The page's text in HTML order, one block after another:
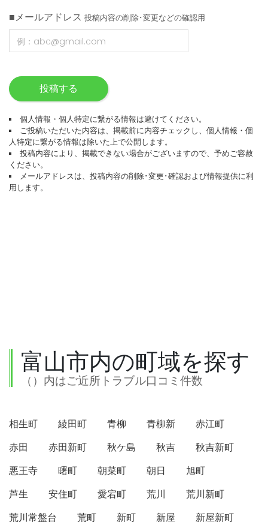
■メールアドレス 投稿内容の削除･変更などの確認用
投稿する
個人情報・個人特定に繋がる情報は避けてください。
ご投稿いただいた内容は、掲載前に内容チェックし、個人情報・個
人特定に繋がる情報は除いた上で公開します。
投稿内容により、掲載できない場合がございますので、予めご容赦
ください。
メールアドレスは、投稿内容の削除･変更･確認および情報提供に利
用します。
富山市内の町域を探す
（）内はご近所トラブル口コミ件数
相生町 綾田町 青柳 青柳新
赤江町
赤田
赤田新町 秋ケ島 秋吉
秋吉新町
悪王寺
曙町 朝菜町 朝日
旭町
芦生
安住町 愛宕町 荒川
荒川新町
荒川常盤台
荒町 新町 新屋
新屋新町